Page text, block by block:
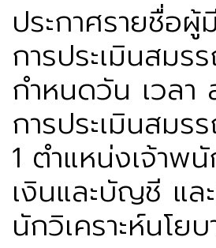
ประกาศรายชื่อผู้
การประเมินสมร
กำหนดวัน เวลา
การประเมินสมร
1 ตำแหน่งเจ้าพ
เงินและบัญชี แล
นักวิเคราะห์นโย